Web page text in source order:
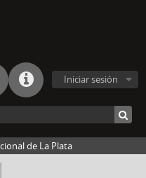
Iniciar sesión
de La Plata